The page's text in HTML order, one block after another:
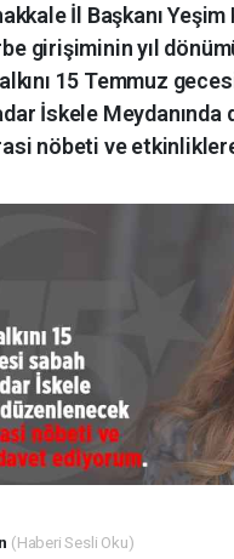
İl Başkanı Yeşim
girişiminin yıl
15 Temmuz
İskele Meydanında
nöbeti ve
(Haberi Sesli Oku)